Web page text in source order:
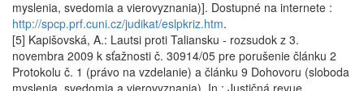
myslenia, svedomia a vierovyznania)]. Dostupné na internete :
http://spcp.prf.cuni.cz/judikat/eslpkriz.htm.
[5] Kapišovská, A.: Lautsi proti Taliansku - rozsudok z 3.
novembra 2009 k sťažnosti č. 30914/05 pre porušenie článku 2
Protokolu č. 1 (právo na vzdelanie) a článku 9 Dohovoru (sloboda
myslenia, svedomia a vierovyznania). In.: Justičná revue.